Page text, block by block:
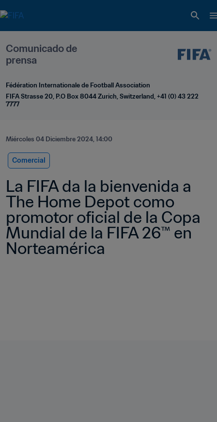
Comunicado de
prensa
Fédération Internationale de Football Association
FIFA Strasse 20, P.O Box 8044 Zurich, Switzerland, +41 (0) 43 222
7777
Miércoles 04 Diciembre 2024, 14:00
Comercial
La FIFA da la bienvenida a
The Home Depot como
promotor oficial de la Copa
Mundial de la FIFA 26™ en
Norteamérica